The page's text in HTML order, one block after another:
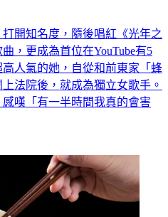
開知名度，隨後唱紅《光年之
，更成為首位在YouTube有5
人氣的她，自從和前東家「蜂
法院後，就成為獨立女歌手。
嘆「有一半時間我真的會害